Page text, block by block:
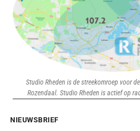
Studio Rheden is de streekomroep voor
Rozendaal. Studio Rheden is actief op
NIEUWSBRIEF